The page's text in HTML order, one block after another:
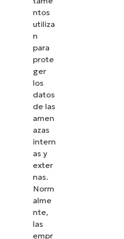
ntos
utiliza
n
para
prote
ger
los
datos
de las
amen
azas
intern
as y
exter
nas.
Norm
alme
nte,
las
empr